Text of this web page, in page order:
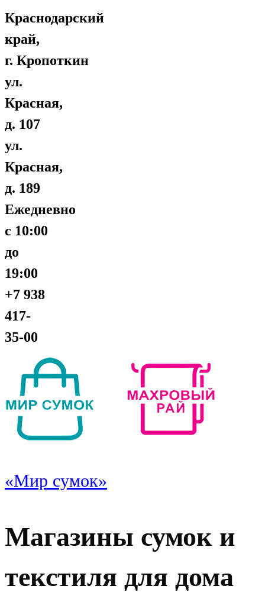
Краснодарский
край,
г. Кропоткин
ул.
Красная,
д. 107
ул.
Красная,
д. 189
Ежедневно
с 10:00
до
19:00
+7 938
417-
35-00
«Мир сумок»
Магазины сумок и
текстиля для дома